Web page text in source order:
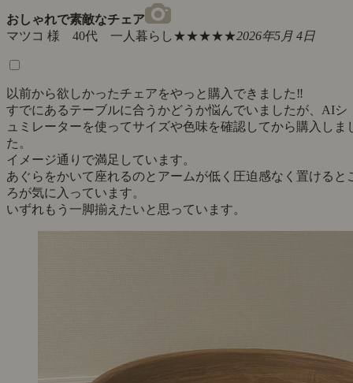
おしゃれで素敵なチェア
マツコ 様 40代 一人暮らし★★★★★2026年5月 4日
以前から欲しかったチェアをやっと購入できました‼︎
すでにあるテーブルに合うかどうか悩んでいましたが、AIシ
ュミレーターを使ってサイズや色味を確認してから購入しま
た。
イメージ通りで満足しています。
あぐらをかいて座れるのとアームが低く圧迫感なく置けると
ろが気に入っています。
いずれもう一脚揃えたいと思っています。